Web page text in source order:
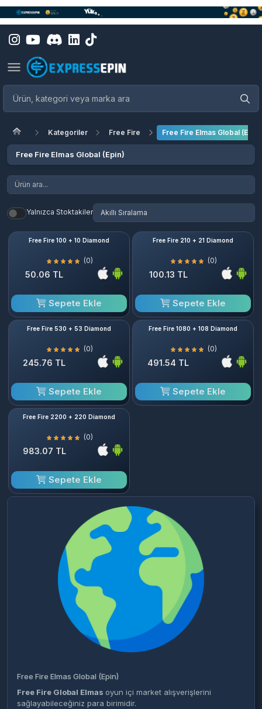
Kategoriler Free Fire Free Fire Elmas Global (Epin)
Free Fire Elmas Global (Epin)
Yalnızca Stoktakiler
Free Fire 100 + 10 Diamond
(0)
50.06 TL
Sepete Ekle
Free Fire 210 + 21 Diamond
(0)
100.13 TL
Sepete Ekle
Free Fire 530 + 53 Diamond
(0)
245.76 TL
Sepete Ekle
Free Fire 1080 + 108 Diamond
(0)
491.54 TL
Sepete Ekle
Free Fire 2200 + 220 Diamond
(0)
983.07 TL
Sepete Ekle
Free Fire Elmas Global (Epin)
Free Fire Global Elmas oyun içi market alışverişlerini
sağlayabileceğiniz para birimidir.